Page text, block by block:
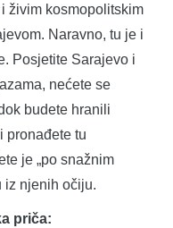
živim kosmopolitskim
Naravno, tu je i
Posjetite Sarajevo i
nećete se
budete hranili
pronađete tu
je „po snažnim
iz njenih očiju.
priča: